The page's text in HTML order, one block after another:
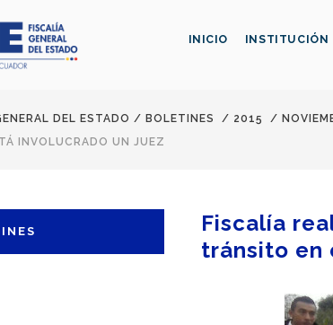
INICIO INSTITUCIÓN
DEL ESTADO / BOLETINES / 2015 /
INVOLUCRADO UN JUEZ
Fiscalía
tránsito en